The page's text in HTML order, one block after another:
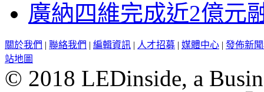
廣納四維完成近2億元
關於我們 | 聯絡我們 | 編輯資訊 | 人才招募 | 媒體中心 | 發佈新
站地圖
© 2018 LEDinside, a